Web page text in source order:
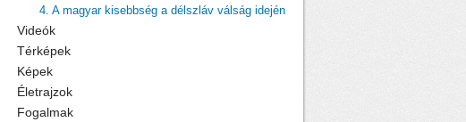
4. A magyar kisebbség a délszláv válság idején
Videók
Térképek
Képek
Életrajzok
Fogalmak